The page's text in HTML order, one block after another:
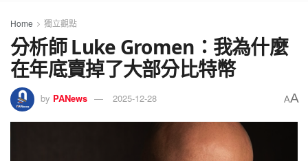
Home 獨立觀點
分析師 Luke Gromen：我為什麼
在年底賣掉了大部分比特幣
by PANews 2025-12-28 AA